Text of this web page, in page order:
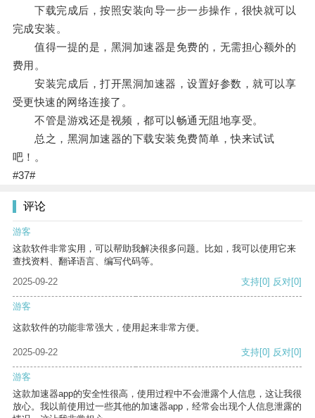
下载完成后，按照安装向导一步一步操作，很快就可以
完成安装。
值得一提的是，黑洞加速器是免费的，无需担心额外的
费用。
安装完成后，打开黑洞加速器，设置好参数，就可以享
受更快速的网络连接了。
不管是游戏还是视频，都可以畅通无阻地享受。
总之，黑洞加速器的下载安装免费简单，快来试试
吧！。
#37#
评论
游客
这款软件非常实用，可以帮助我解决很多问题。比如，我可以使用它来
查找资料、翻译语言、编写代码等。
2025-09-22
支持[0] 反对[0]
游客
这款软件的功能非常强大，使用起来非常方便。
2025-09-22 支持[0] 反对[0]
游客
这款加速器app的安全性很高，使用过程中不会泄露个人信息，这让我很
放心。我以前使用过一些其他的加速器app，经常会出现个人信息泄露的